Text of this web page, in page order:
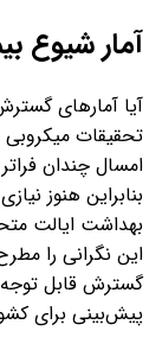
آمار شیوع
آیا آمارهای
تحقیقات
امسال چندان
بنابراین هنوز
این نگرانی را
گسترش قابل توجه
پیش‌بینی برای